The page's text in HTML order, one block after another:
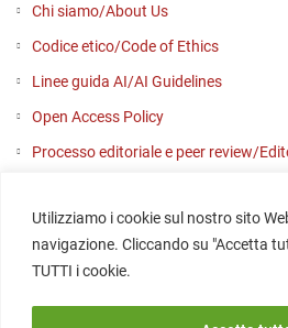
Utilizziamo i cookie sul nostro sito
navigazione. Cliccando su "Accetta
TUTTI i cookie.
Chi siamo/About Us
Codice etico/Code of Ethics
Linee guida AI/AI Guidelines
Open Access Policy
Processo editoriale e peer review/
Contattaci/Contact us
SOCIAL